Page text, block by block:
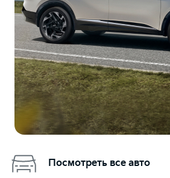
Посмотреть все авто